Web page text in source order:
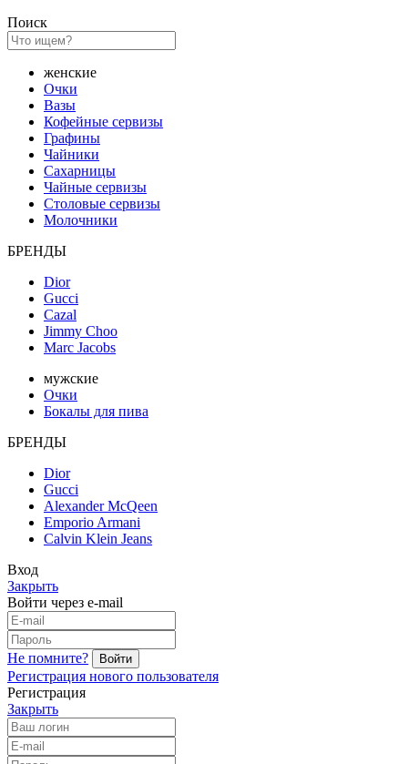
Поиск
женские
Очки
Вазы
Кофейные сервизы
Графины
Чайники
Сахарницы
Чайные сервизы
Столовые сервизы
Молочники
БРЕНДЫ
Dior
Gucci
Cazal
Jimmy Choo
Marc Jacobs
мужские
Очки
Бокалы для пива
БРЕНДЫ
Dior
Gucci
Alexander McQeen
Emporio Armani
Calvin Klein Jeans
Вход
Закрыть
Войти через e-mail
Не помните?
Регистрация нового пользователя
Регистрация
Закрыть